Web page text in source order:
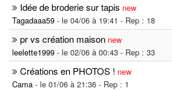
Idée de broderie sur tapis new
Tagadaaa59 - le 04/06 à 19:41 - Rep : 18
pr vs création maison new
leelette1999 - le 02/06 à 00:43 - Rep : 33
Créations en PHOTOS ! new
Cama - le 01/06 à 21:36 - Rep : 1